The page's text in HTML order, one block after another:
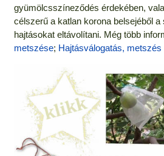
gyümölcsszíneződés érdekében,
célszerű a katlan korona belsejéből
hajtásokat eltávolítani. Még több
metszése; Hajtásválogatás, metszés